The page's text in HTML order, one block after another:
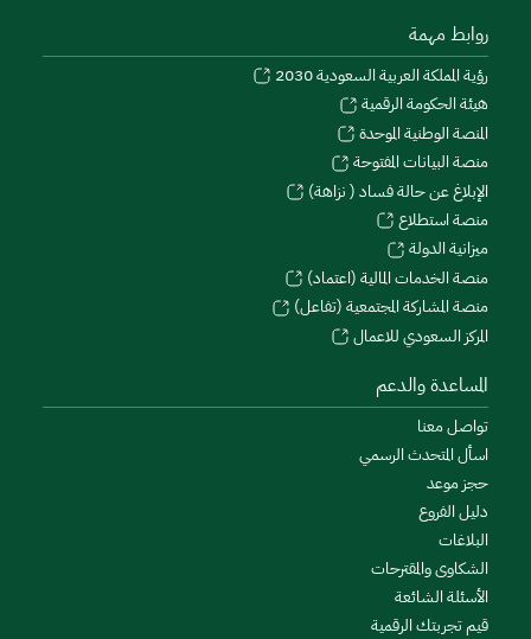
روابط مهمة
رؤية المملكة العربية السعودية 2030
هيئة الحكومة الرقمية
المنصة الوطنية الموحدة
منصة البيانات المفتوحة
الإبلاغ عن حالة فساد ( نزاهة)
منصة استطلاع
ميزانية الدولة
منصة الخدمات المالية (اعتماد)
منصة المشاركة المجتمعية (تفاعل)
المركز السعودي للاعمال
المساعدة والدعم
تواصل معنا
اسأل المتحدث الرسمي
حجز موعد
دليل الفروع
البلاغات
الشكاوى والمقترحات
الأسئلة الشائعة
قيم تجربتك الرقمية